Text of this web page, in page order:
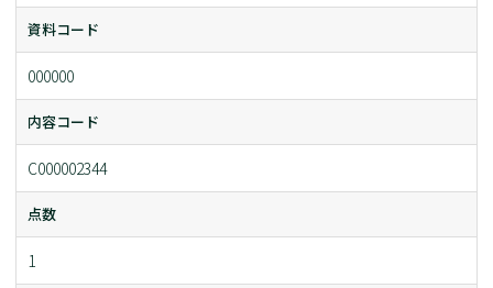
資料コード
000000
内容コード
C000002344
点数
1